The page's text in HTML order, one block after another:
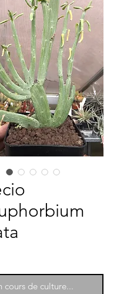
cours de culture...